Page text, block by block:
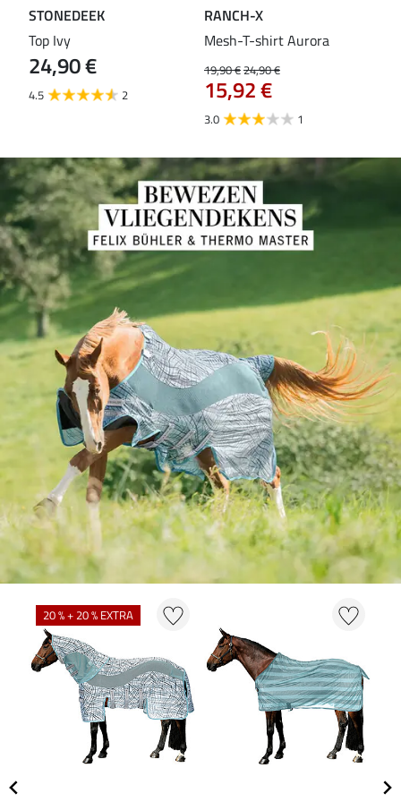
STONEDEEK
Top Ivy
24,90 €
4.5 2
RANCH-X
Mesh-T-shirt Aurora
19,90 €24,90 €
15,92 €
3.0 1
20 % + 20 % EXTRA